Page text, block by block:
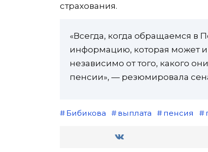
страхования.
«Всегда, когда обращаемся в
информацию, которая может
независимо от того, какого
пенсии», — резюмировала
Бибикова выплата пенсия